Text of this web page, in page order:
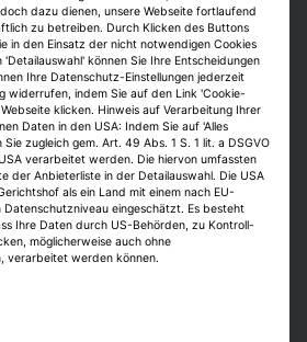
oder einer
warnen.
hingegen nutzen
und zur
im Job. Bei neuen
sie eher auf die eigenen
der Vergangenheit zurück,
die KI gezielt als
dazu dienen, unsere Webseite fortlaufend
zu betreiben. Durch Klicken des Buttons
in den Einsatz der nicht notwendigen Cookies
können Sie Ihre Entscheidungen
Ihre Datenschutz-Einstellungen jederzeit
widerrufen, indem Sie auf den Link 'Cookie-
klicken. Hinweis auf Verarbeitung Ihrer
Daten in den USA: Indem Sie auf 'Alles
zugleich gem. Art. 49 Abs. 1 S. 1 lit. a DSGVO
verarbeitet werden. Die hiervon umfassten
der Anbieterliste in der Detailauswahl. Die USA
als ein Land mit einem nach EU-
eingeschätzt. Es besteht
Ihre Daten durch US-Behörden, zu Kontroll-
möglicherweise auch ohne
verarbeitet werden können.
der Service-Gruppen, für die eine